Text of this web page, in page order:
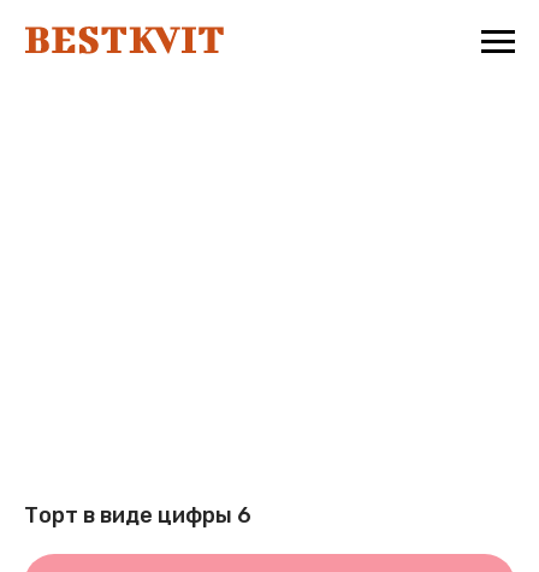
Торт в виде цифры 6